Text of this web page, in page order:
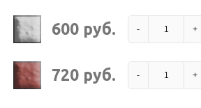
600 руб. - +
720 руб. - +